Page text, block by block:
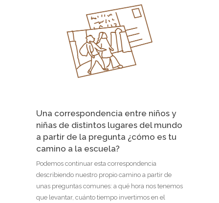
Una correspondencia entre niños y
niñas de distintos lugares del mundo
a partir de la pregunta ¿cómo es tu
camino a la escuela?
Podemos continuar esta correspondencia
describiendo nuestro propio camino a partir de
unas preguntas comunes: a qué hora nos tenemos
que levantar, cuánto tiempo invertimos en el